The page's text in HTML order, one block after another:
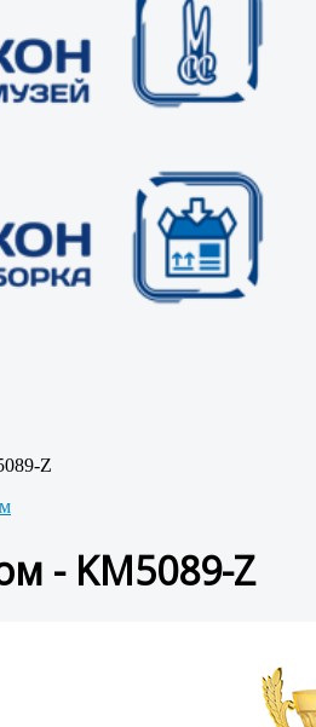
Z
- KM5089-Z